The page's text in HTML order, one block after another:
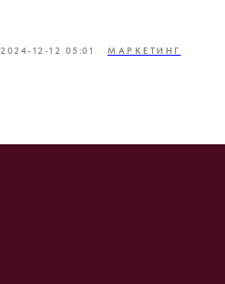
2024-12-12 05:01 МАРКЕТИНГ